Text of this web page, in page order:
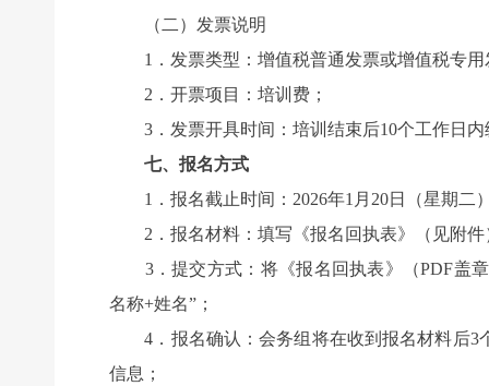
（二）发票说明
1．发票类型：增值税普通发票或增值税专用
2．开票项目：培训费；
3．发票开具时间：培训结束后10个工作日内
七、报名方式
1．报名截止时间：2026年1月20日（星期二
2．报名材料：填写《报名回执表》（见附件
3．提交方式：将《报名回执表》（PDF盖章
名称+姓名”；
4．报名确认：会务组将在收到报名材料后3
信息；